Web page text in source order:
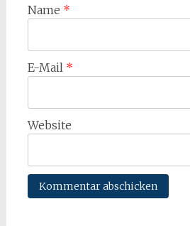
Name *
E-Mail *
Website